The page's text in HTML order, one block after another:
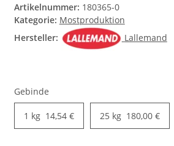
Artikelnummer: 180365-0
Kategorie: Mostproduktion
Hersteller:
Lallemand
Gebinde
1 kg 14,54 € 25 kg 180,00 €